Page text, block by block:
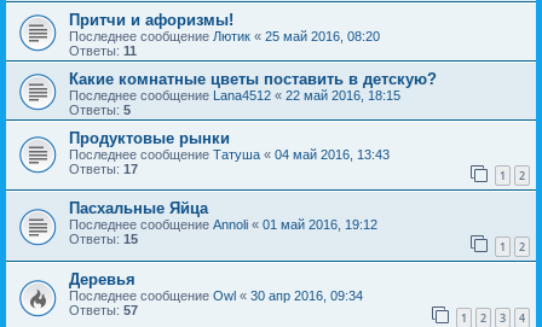
Притчи и афоризмы!
Последнее сообщение Лютик « 25 май 2016, 08:20
Ответы: 11
Какие комнатные цветы поставить в детскую?
Последнее сообщение Lana4512 « 22 май 2016, 18:15
Ответы: 5
Продуктовые рынки
Последнее сообщение Татуша « 04 май 2016, 13:43
Ответы: 17 1 2
Пасхальные Яйца
Последнее сообщение Annoli « 01 май 2016, 19:12
Ответы: 15 1 2
Деревья
Последнее сообщение Owl « 30 апр 2016, 09:34
Ответы: 57 1 2 3 4